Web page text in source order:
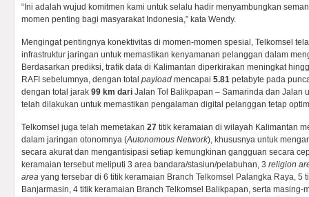
“Ini adalah wujud komitmen kami untuk selalu hadir menyambungkan
momen penting bagi masyarakat Indonesia,” kata Wendy.
Mengingat pentingnya konektivitas di momen-momen spesial, Telkomsel
infrastruktur jaringan untuk memastikan kenyamanan pelanggan dalam
Berdasarkan prediksi, trafik data di Kalimantan diperkirakan meningkat
RAFI sebelumnya, dengan total payload mencapai 5.81 petabyte pada
dengan total jarak 99 km dari Jalan Tol Balikpapan – Samarinda dan Jalan
telah dilakukan untuk memastikan pengalaman digital pelanggan tetap
Telkomsel juga telah memetakan 27 titik keramaian di wilayah Kalimantan
dalam jaringan otonomnya (Autonomous Network), khususnya untuk
secara akurat dan mengantisipasi setiap kemungkinan gangguan secara
keramaian tersebut meliputi 3 area bandara/stasiun/pelabuhan, 3 religion
area yang tersebar di 6 titik keramaian Branch Telkomsel Palangka Raya, 5
Banjarmasin, 4 titik keramaian Branch Telkomsel Balikpapan, serta masing-